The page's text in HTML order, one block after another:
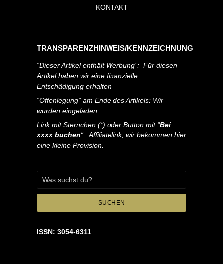
KONTAKT
TRANSPARENZHINWEIS/KENNZEICHNUNG
“Dieser Artikel enthält Werbung”: Für diesen
Artikel haben wir eine finanzielle
Entschädigung erhalten
“Offenlegung” am Ende des Artikels: Wir
wurden eingeladen.
Link mit Sternchen (*) oder Button mit “Bei
xxxx buchen“: Affiliatelink, wir bekommen hier
eine kleine Provision.
SUCHEN
ISSN: 3054-6311